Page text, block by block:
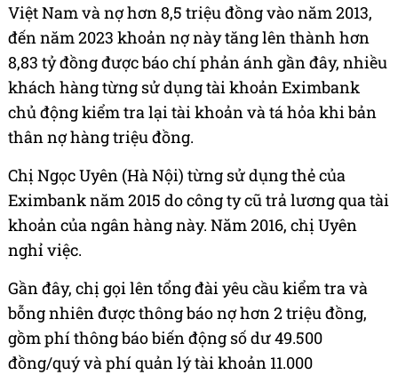
Việt Nam và nợ hơn 8,5 triệu đồng vào năm 2013,
đến năm 2023 khoản nợ này tăng lên thành hơn
8,83 tỷ đồng được báo chí phản ánh gần đây, nhiều
khách hàng từng sử dụng tài khoản Eximbank
chủ động kiểm tra lại tài khoản và tá hỏa khi bản
thân nợ hàng triệu đồng.
Chị Ngọc Uyên (Hà Nội) từng sử dụng thẻ của
Eximbank năm 2015 do công ty cũ trả lương qua tài
khoản của ngân hàng này. Năm 2016, chị Uyên
nghỉ việc.
Gần đây, chị gọi lên tổng đài yêu cầu kiểm tra và
bỗng nhiên được thông báo nợ hơn 2 triệu đồng,
gồm phí thông báo biến động số dư 49.500
đồng/quý và phí quản lý tài khoản 11.000